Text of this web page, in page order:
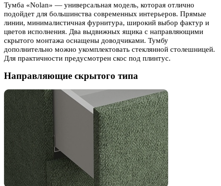
Тумба «Nolan» — универсальная модель, которая отлично
подойдет для большинства современных интерьеров. Прямые
линии, минималистичная фурнитура, широкий выбор фактур и
цветов исполнения. Два выдвижных ящика с направляющими
скрытого монтажа оснащены доводчиками. Тумбу
дополнительно можно укомплектовать стеклянной столешницей.
Для практичности предусмотрен скос под плинтус.
Направляющие скрытого типа